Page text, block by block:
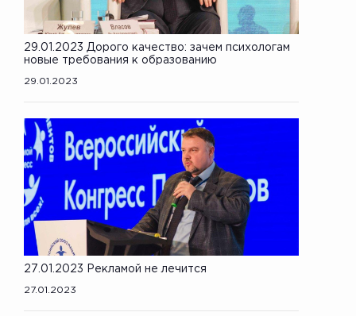
29.01.2023 Дорого качество: зачем психологам
новые требования к образованию
29.01.2023
27.01.2023 Рекламой не лечится
27.01.2023